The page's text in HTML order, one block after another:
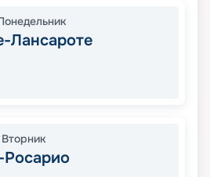
Лансароте
Вторник